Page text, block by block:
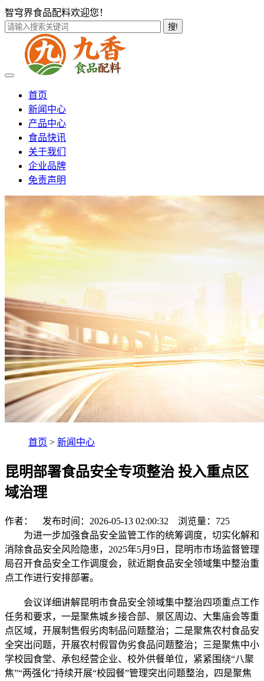
智穹界食品配料欢迎您！
搜!
首页
新闻中心
产品中心
食品快讯
关于我们
企业品牌
免责声明
首页 > 新闻中心
昆明部署食品安全专项整治 投入重点区
域治理
作者： 发布时间：2026-05-13 02:00:32 浏览量： 725
为进一步加强食品安全监管工作的统筹调度，切实化解和
消除食品安全风险隐患，2025年5月9日，昆明市市场监督管理
局召开食品安全工作调度会，就近期食品安全领域集中整治重
点工作进行安排部署。
会议详细讲解昆明市食品安全领域集中整治四项重点工作
任务和要求，一是聚焦城乡接合部、景区周边、大集庙会等重
点区域，开展制售假劣肉制品问题整治；二是聚焦农村食品安
全突出问题，开展农村假冒伪劣食品问题整治；三是聚焦中小
学校园食堂、承包经营企业、校外供餐单位，紧紧围绕“八聚
焦”“两强化”持续开展“校园餐”管理突出问题整治，四是聚焦